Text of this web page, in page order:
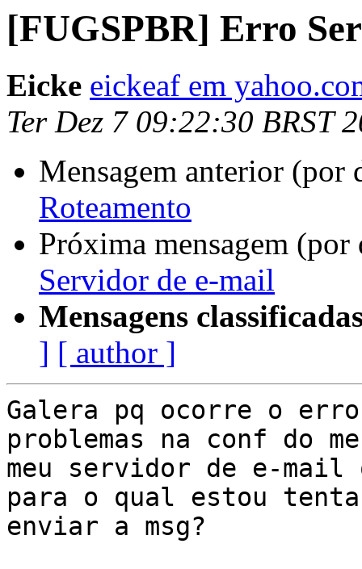
[FUGSPBR] Erro
Eicke eickeaf em
Ter Dez 7 09:22:30 BRST
Mensagem anterior (por
Roteamento
Próxima mensagem
Servidor de e-mail
Mensagens
] [ author ]
Galera pq ocorre o erro
problemas na conf do
meu servidor de e-mail
para o qual estou
enviar a msg?